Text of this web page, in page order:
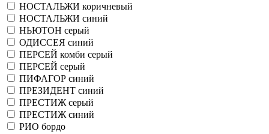
НОСТАЛЬЖИ коричневый
НОСТАЛЬЖИ синий
НЬЮТОН серый
ОДИССЕЯ синий
ПЕРСЕЙ комби серый
ПЕРСЕЙ серый
ПИФАГОР синий
ПРЕЗИДЕНТ синий
ПРЕСТИЖ серый
ПРЕСТИЖ синий
РИО бордо